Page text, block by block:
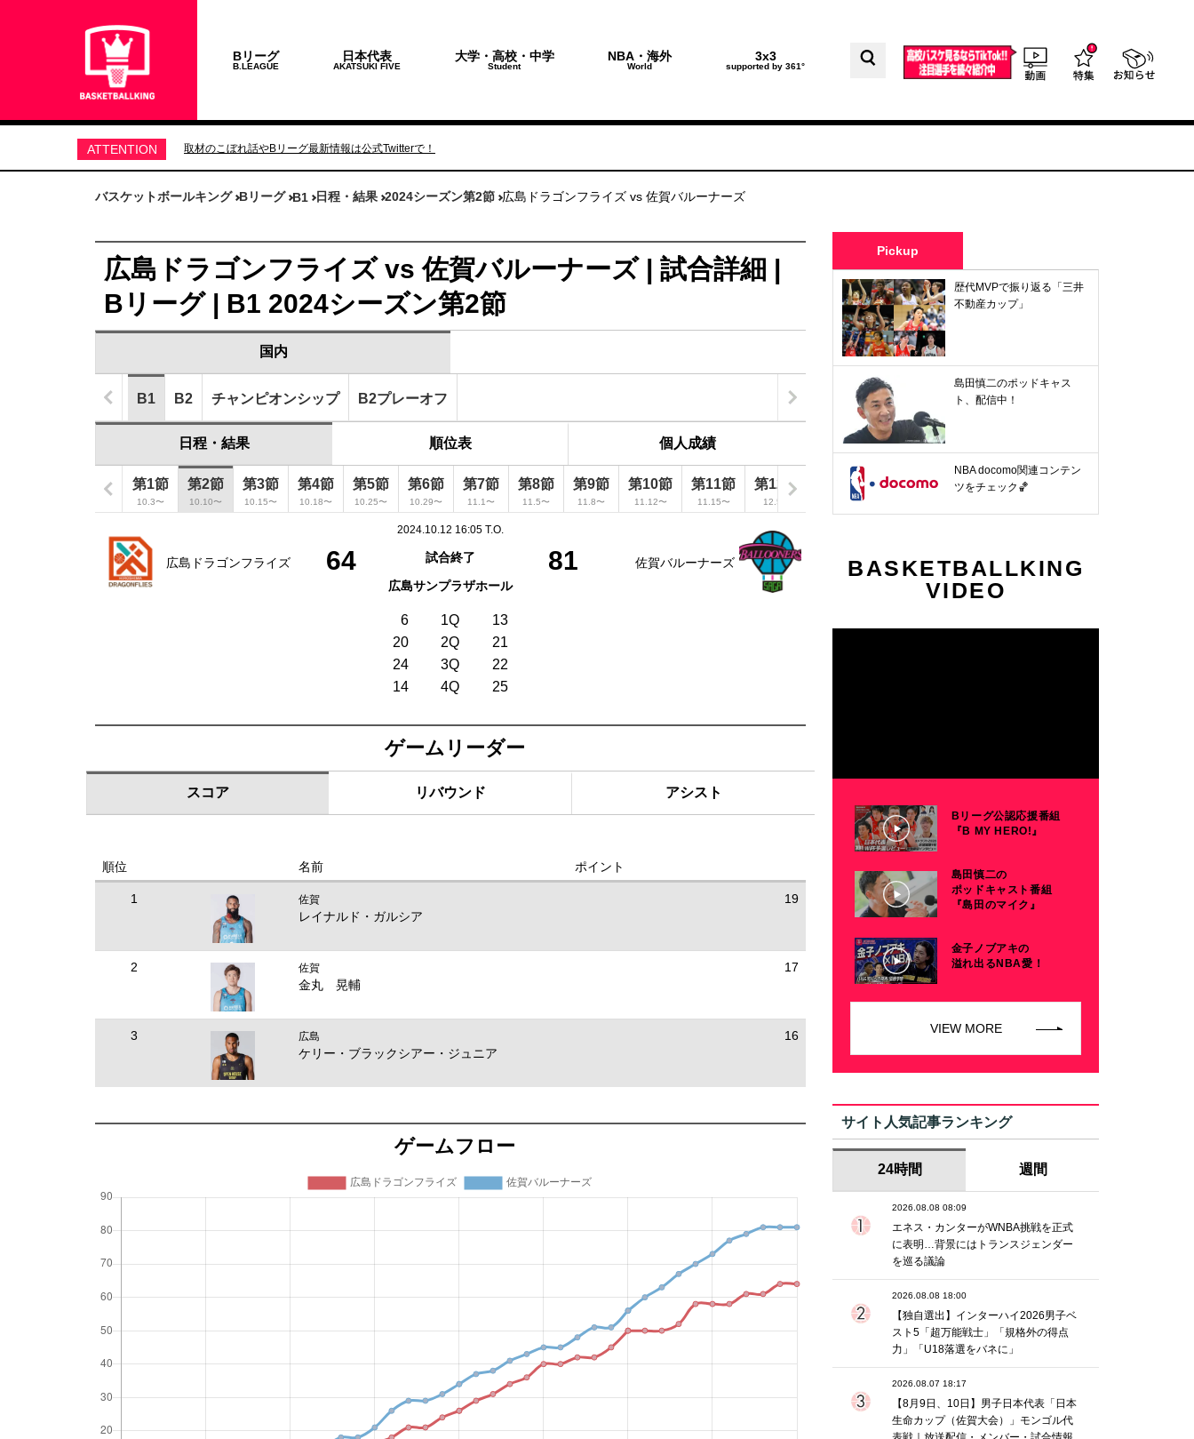
Bリーグ
B.LEAGUE
日本代表
AKATSUKI FIVE
大学・高校・中学
Student
NBA・海外
World
3x3
supported by 361°
ATTENTION 取材のこぼれ話やBリーグ最新情報は公式Twitterで！
バスケットボールキング Bリーグ B1 日程・結果 2024シーズン第2節 広島ドラゴンフライズ vs 佐賀バルーナーズ
広島ドラゴンフライズ vs 佐賀バルーナーズ | 試合詳細 |
Bリーグ | B1 2024シーズン第2節
国内
B1 B2 チャンピオンシップ B2プレーオフ
日程・結果 順位表 個人成績
第1節
10.3〜
第2節
10.10〜
第3節
10.15〜
第4節
10.18〜
第5節
10.25〜
第6節
10.29〜
第7節
11.1〜
第8節
11.5〜
第9節
11.8〜
第10節
11.12〜
第11節
11.15〜
第12節
12.5〜
第13節
12.10〜
第14節 第15節 第16節
広島ドラゴンフライズ 64
2024.10.12 16:05 T.O.
試合終了
広島サンプラザホール
6 1Q
13
20
2Q
21
24
3Q
22
14
4Q 25
81 佐賀バルーナーズ
ゲームリーダー
スコア リバウンド アシスト
順位 名前 ポイント
1 佐賀
レイナルド・ガルシア
19
2 佐賀
金丸 晃輔
17
3 広島
ケリー・ブラックシアー・ジュニア
16
ゲームフロー
Pickup
歴代MVPで振り返る「三井
不動産カップ」
島田慎二のポッドキャス
ト、配信中！
NBA docomo関連コンテン
ツをチェック🏀
BASKETBALLKING
VIDEO
Bリーグ公認応援番組
『B MY HERO!』
島田慎二の
ポッドキャスト番組
『島田のマイク』
金子ノブアキの
溢れ出るNBA愛！
VIEW MORE
サイト人気記事ランキング
24時間 週間
2026.08.08 08:09
エネス・カンターがWNBA挑戦を正式
に表明…背景にはトランスジェンダー
を巡る議論
2026.08.08 18:00
【独自選出】インターハイ2026男子ベ
スト5「超万能戦士」「規格外の得点
力」「U18落選をバネに」
2026.08.07 18:17
【8月9日、10日】男子日本代表「日本
生命カップ（佐賀大会）」モンゴル代